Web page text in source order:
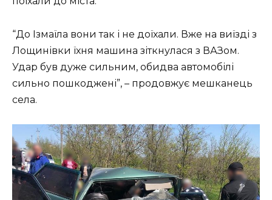
“До Ізмаїла вони так і не доїхали. Вже на виїзді з
Лощинівки їхня машина зіткнулася з ВАЗом.
Удар був дуже сильним, обидва автомобілі
сильно пошкоджені”, – продовжує мешканець
села.